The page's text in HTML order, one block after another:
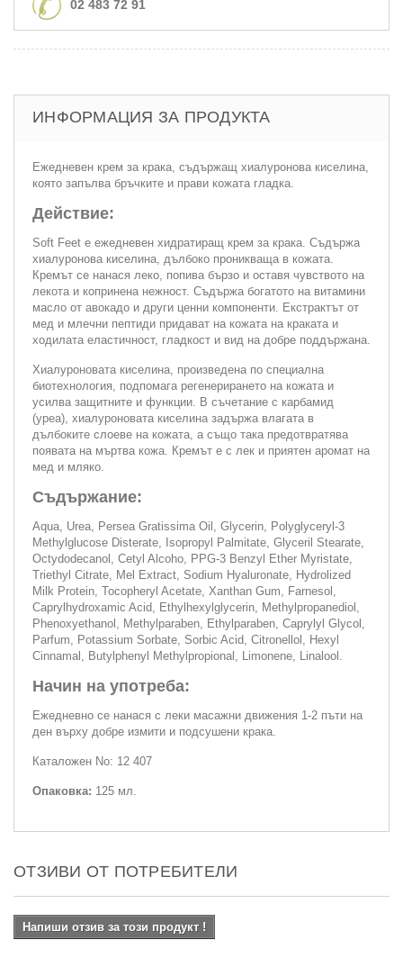
02 483 72 91
ИНФОРМАЦИЯ ЗА ПРОДУКТА
Ежедневен крем за крака, съдържащ хиалуронова киселина,
която запълва бръчките и прави кожата гладка.
Действие:
Soft Feet e ежедневен хидратиращ крем за крака. Съдържа
хиалуронова киселина, дълбоко проникваща в кожата.
Кремът се нанася леко, попива бързо и оставя чувството на
лекота и копринена нежност. Съдържа богатото на витамини
масло от авокадо и други ценни компоненти. Екстрактът от
мед и млечни пептиди придават на кожата на краката и
ходилата еластичност, гладкост и вид на добре поддържана.
Хиалуроновата киселина, произведена по специална
биотехнология, подпомага регенерирането на кожата и
усилва защитните и функции. В съчетание с карбамид
(уреа), хиалуроновата киселина задържа влагата в
дълбоките слоеве на кожата, а също така предотвратява
появата на мъртва кожа. Кремът е с лек и приятен аромат на
мед и мляко.
Съдържание:
Aqua, Urea, Persea Gratissima Oil, Glycerin, Polyglyceryl-3
Methylglucose Disterate, Isopropyl Palmitate, Glyceril Stearate,
Octydodecanol, Cetyl Alcoho, PPG-3 Benzyl Ether Myristate,
Triethyl Citrate, Mel Extract, Sodium Hyaluronate, Hydrolized
Milk Protein, Tocopheryl Acetate, Xanthan Gum, Farnesol,
Caprylhydroxamic Acid, Ethylhexylglycerin, Methylpropanediol,
Phenoxyethanol, Methylparaben, Ethylparaben, Caprylyl Glycol,
Parfum, Potassium Sorbate, Sorbic Acid, Citronellol, Hexyl
Cinnamal, Butylphenyl Methylpropional, Limonene, Linalool.
Начин на употреба:
Ежедневно се нанася с леки масажни движения 1-2 пъти на
ден върху добре измити и подсушени крака.
Каталожен No: 12 407
Опаковка: 125 мл.
ОТЗИВИ ОТ ПОТРЕБИТЕЛИ
Напиши отзив за този продукт !